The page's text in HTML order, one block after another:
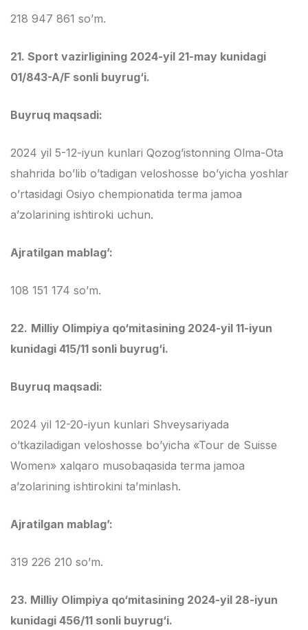
218 947 861 so’m.
21. Sport vazirligining 2024-yil 21-may kunidagi
01/843-A/F sonli buyrug‘i.
Buyruq maqsadi:
2024 yil 5-12-iyun kunlari Qozog’istonning Olma-Ota
shahrida bo’lib o’tadigan veloshosse bo’yicha yoshlar
o’rtasidagi Osiyo chempionatida terma jamoa
a’zolarining ishtiroki uchun.
Ajratilgan mablag’:
108 151 174 so’m.
22. Milliy Olimpiya qo‘mitasining 2024-yil 11-iyun
kunidagi 415/11 sonli buyrug‘i.
Buyruq maqsadi:
2024 yil 12-20-iyun kunlari Shveysariyada
o’tkaziladigan veloshosse bo’yicha «Tour de Suisse
Women» xalqaro musobaqasida terma jamoa
a’zolarining ishtirokini ta’minlash.
Ajratilgan mablag’:
319 226 210 so’m.
23. Milliy Olimpiya qo‘mitasining 2024-yil 28-iyun
kunidagi 456/11 sonli buyrug‘i.